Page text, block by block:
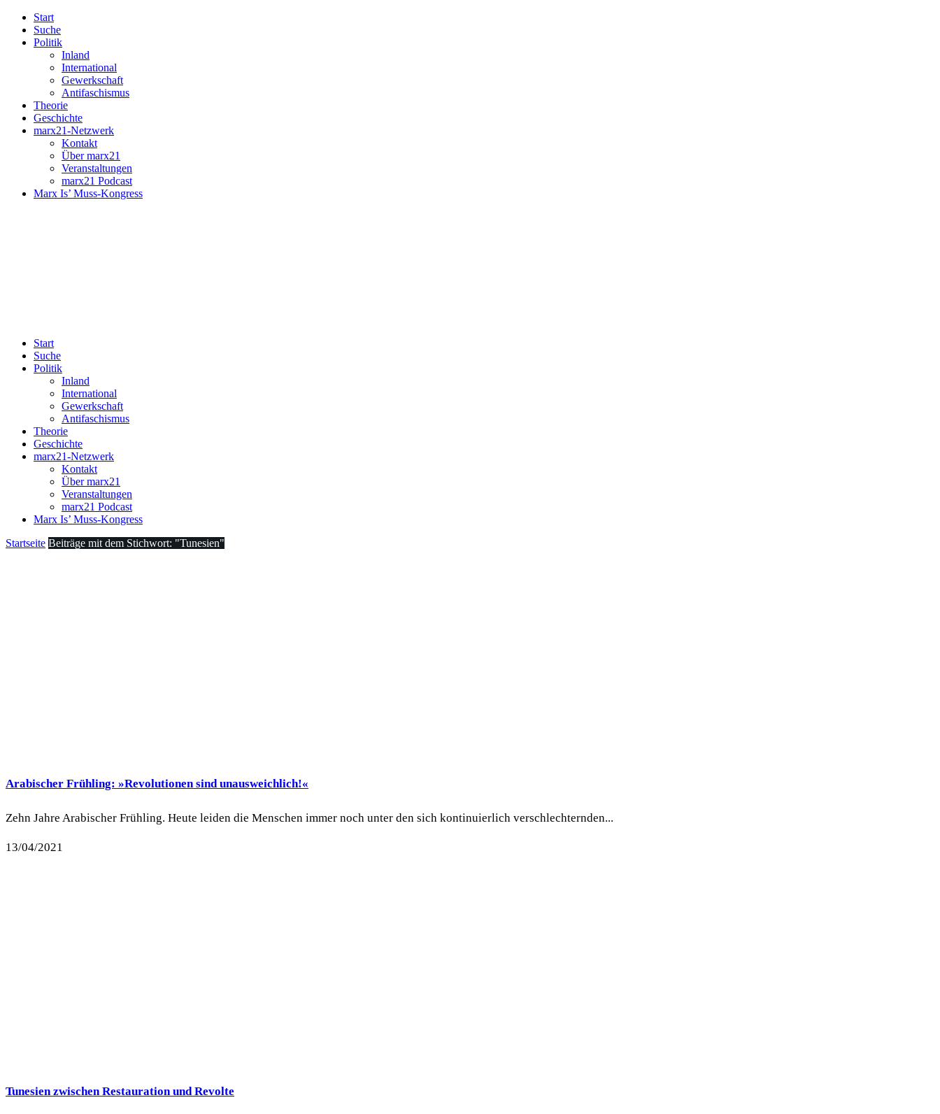
Start
Suche
Politik
Inland
International
Gewerkschaft
Antifaschismus
Theorie
Geschichte
marx21-Netzwerk
Kontakt
Über marx21
Veranstaltungen
marx21 Podcast
Marx Is’ Muss-Kongress
Start
Suche
Politik
Inland
International
Gewerkschaft
Antifaschismus
Theorie
Geschichte
marx21-Netzwerk
Kontakt
Über marx21
Veranstaltungen
marx21 Podcast
Marx Is’ Muss-Kongress
Startseite Beiträge mit dem Stichwort: "Tunesien"
Arabischer Frühling: »Revolutionen sind unausweichlich!«
Zehn Jahre Arabischer Frühling. Heute leiden die Menschen immer noch unter den sich kontinuierlich verschlechternden...
13/04/2021
Tunesien zwischen Restauration und Revolte